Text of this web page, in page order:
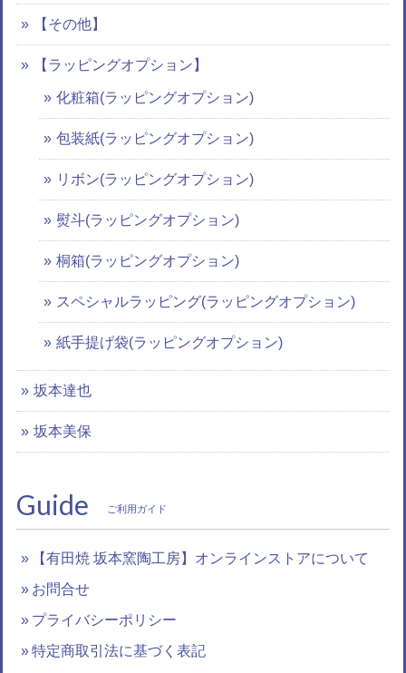
【その他】
【ラッピングオプション】
化粧箱(ラッピングオプション)
包装紙(ラッピングオプション)
リボン(ラッピングオプション)
熨斗(ラッピングオプション)
桐箱(ラッピングオプション)
スペシャルラッピング(ラッピングオプション)
紙手提げ袋(ラッピングオプション)
坂本達也
坂本美保
Guide ご利用ガイド
【有田焼 坂本窯陶工房】オンラインストアについて
お問合せ
プライバシーポリシー
特定商取引法に基づく表記